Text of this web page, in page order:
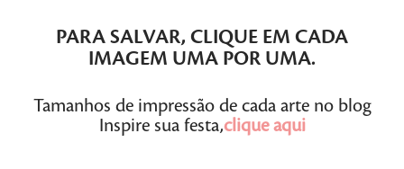
PARA SALVAR, CLIQUE EM CADA
IMAGEM UMA POR UMA.
Tamanhos de impressão de cada arte no blog
Inspire sua festa,clique aqui